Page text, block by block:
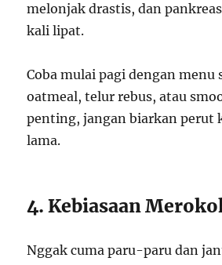
melonjak drastis, dan
kali lipat.
Coba mulai pagi dengan menu
oatmeal, telur rebus, atau
penting, jangan biarkan perut
lama.
4. Kebiasaan
Nggak cuma paru-paru dan